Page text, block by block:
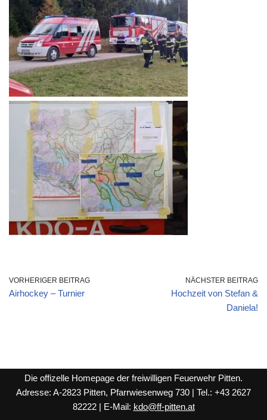
VORHERIGER BEITRAG
Airhockey – Turnier
NÄCHSTER BEITRAG
Hochzeit von Stefan &
Daniela!
Die offizelle Homepage der freiwilligen Feuerwehr Pitten.
Adresse: A-2823 Pitten, Pfarrwiesenweg 730 | Tel.: +43 2627
82222 | E-Mail: kdo@ff-pitten.at